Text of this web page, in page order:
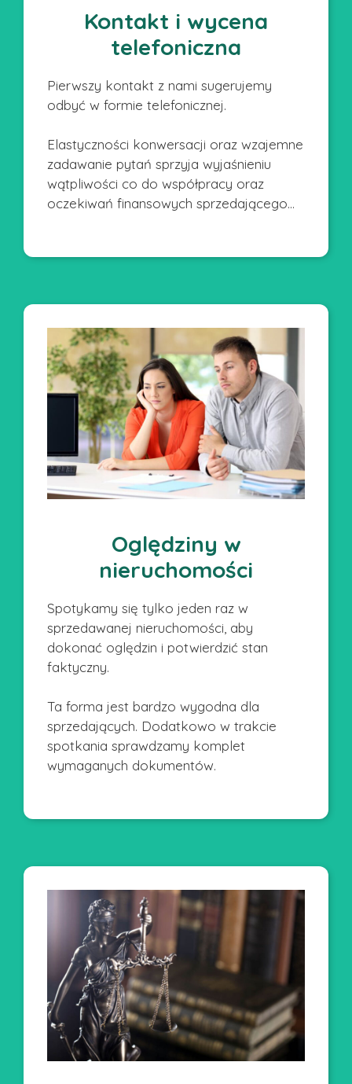
Kontakt i wycena
telefoniczna
Pierwszy kontakt z nami sugerujemy
odbyć w formie telefonicznej.
Elastyczności konwersacji oraz wzajemne
zadawanie pytań sprzyja wyjaśnieniu
wątpliwości co do współpracy oraz
oczekiwań finansowych sprzedającego…
Oględziny w
nieruchomości
Spotykamy się tylko jeden raz w
sprzedawanej nieruchomości, aby
dokonać oględzin i potwierdzić stan
faktyczny.
Ta forma jest bardzo wygodna dla
sprzedających. Dodatkowo w trakcie
spotkania sprawdzamy komplet
wymaganych dokumentów.